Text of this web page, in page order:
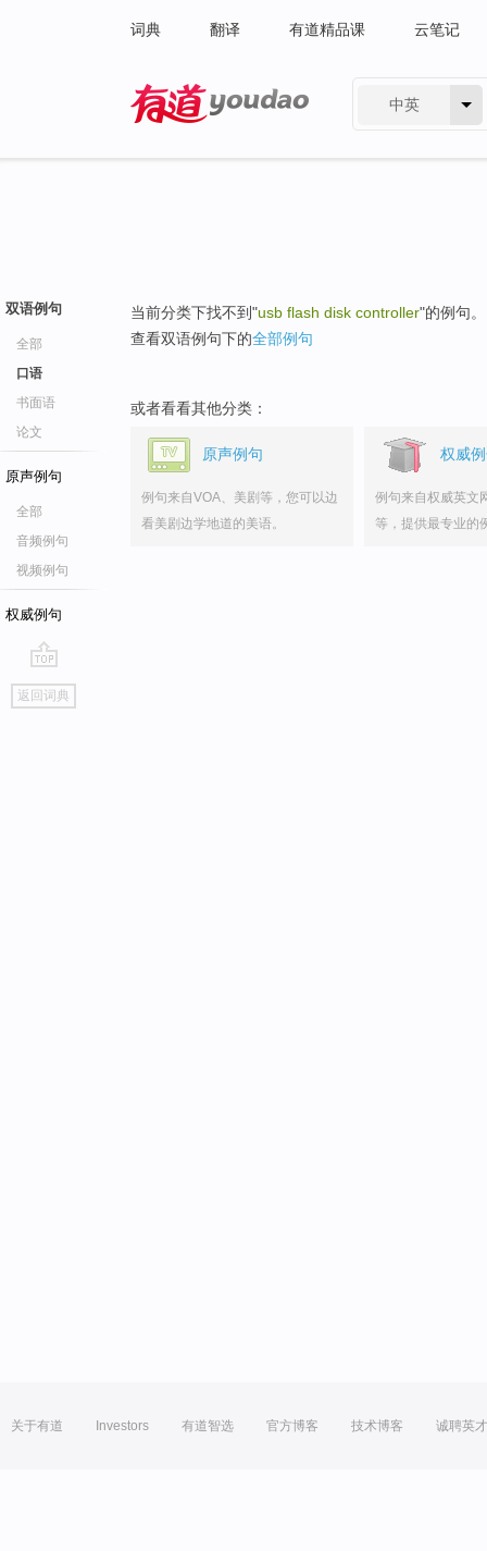
词典 翻译 有道精品课 云笔记
中英
双语例句
全部
口语
书面语
论文
原声例句
全部
音频例句
视频例句
权威例句
go
top
返回词典
当前分类下找不到"usb flash disk controller"的例句。
查看双语例句下的全部例句
或者看看其他分类：
原声例句
例句来自VOA、美剧等，您可以边
看美剧边学地道的美语。
权威
例句来自权威英文
等，提供最专业的
关于有道 Investors 有道智选 官方博客 技术博客 诚聘英才